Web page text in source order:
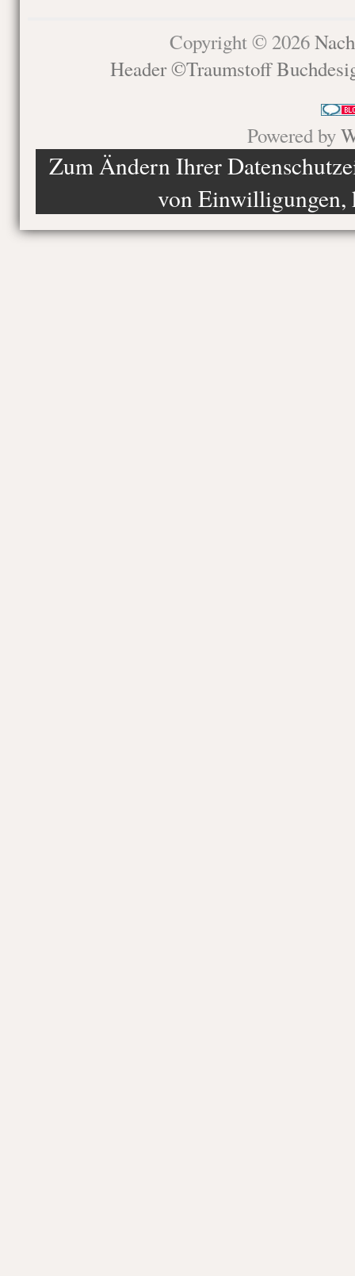
Copyright © 2026
Header ©Traumstoff
Powered by
Zum Ändern Ihrer
von